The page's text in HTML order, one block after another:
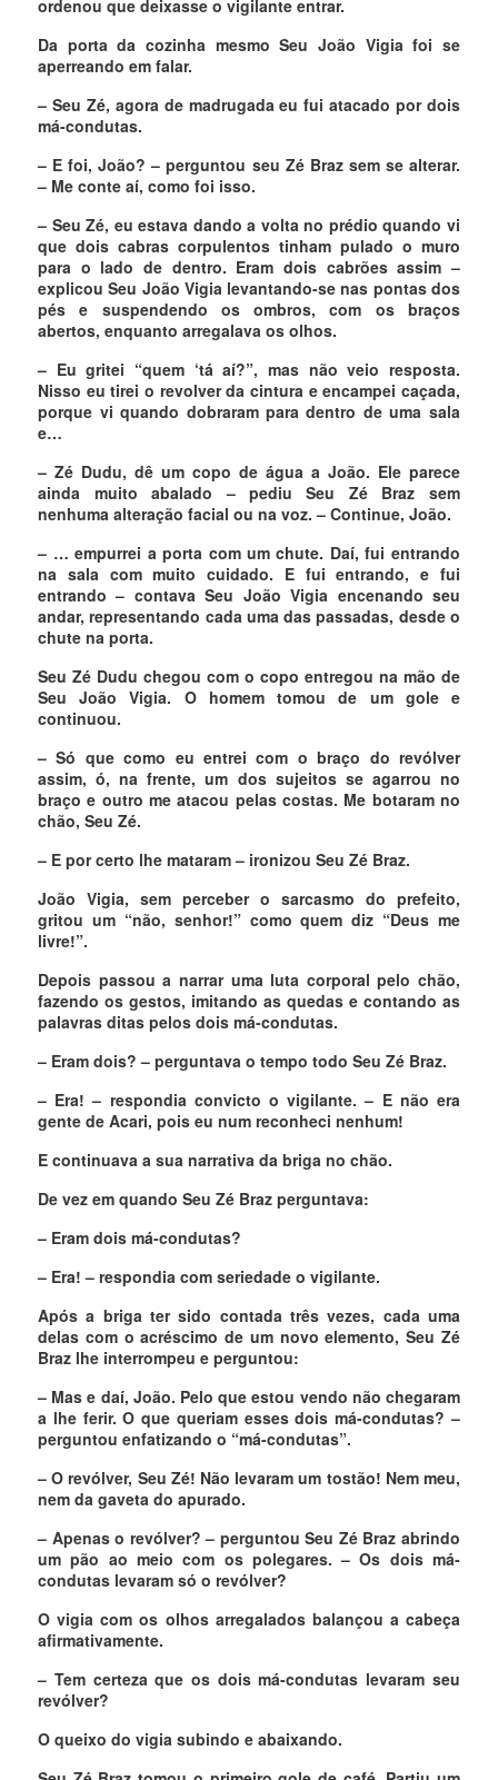
ordenou que deixasse o vigilante entrar.
Da porta da cozinha mesmo Seu João Vigia foi se
aperreando em falar.
– Seu Zé, agora de madrugada eu fui atacado por dois
má-condutas.
– E foi, João? – perguntou seu Zé Braz sem se alterar.
– Me conte aí, como foi isso.
– Seu Zé, eu estava dando a volta no prédio quando vi
que dois cabras corpulentos tinham pulado o muro
para o lado de dentro. Eram dois cabrões assim –
explicou Seu João Vigia levantando-se nas pontas dos
pés e suspendendo os ombros, com os braços
abertos, enquanto arregalava os olhos.
– Eu gritei “quem ‘tá aí?”, mas não veio resposta.
Nisso eu tirei o revolver da cintura e encampei caçada,
porque vi quando dobraram para dentro de uma sala
e…
– Zé Dudu, dê um copo de água a João. Ele parece
ainda muito abalado – pediu Seu Zé Braz sem
nenhuma alteração facial ou na voz. – Continue, João.
– … empurrei a porta com um chute. Daí, fui entrando
na sala com muito cuidado. E fui entrando, e fui
entrando – contava Seu João Vigia encenando seu
andar, representando cada uma das passadas, desde o
chute na porta.
Seu Zé Dudu chegou com o copo entregou na mão de
Seu João Vigia. O homem tomou de um gole e
continuou.
– Só que como eu entrei com o braço do revólver
assim, ó, na frente, um dos sujeitos se agarrou no
braço e outro me atacou pelas costas. Me botaram no
chão, Seu Zé.
– E por certo lhe mataram – ironizou Seu Zé Braz.
João Vigia, sem perceber o sarcasmo do prefeito,
gritou um “não, senhor!” como quem diz “Deus me
livre!”.
Depois passou a narrar uma luta corporal pelo chão,
fazendo os gestos, imitando as quedas e contando as
palavras ditas pelos dois má-condutas.
– Eram dois? – perguntava o tempo todo Seu Zé Braz.
– Era! – respondia convicto o vigilante. – E não era
gente de Acari, pois eu num reconheci nenhum!
E continuava a sua narrativa da briga no chão.
De vez em quando Seu Zé Braz perguntava:
– Eram dois má-condutas?
– Era! – respondia com seriedade o vigilante.
Após a briga ter sido contada três vezes, cada uma
delas com o acréscimo de um novo elemento, Seu Zé
Braz lhe interrompeu e perguntou:
– Mas e daí, João. Pelo que estou vendo não chegaram
a lhe ferir. O que queriam esses dois má-condutas? –
perguntou enfatizando o “má-condutas”.
– O revólver, Seu Zé! Não levaram um tostão! Nem meu,
nem da gaveta do apurado.
– Apenas o revólver? – perguntou Seu Zé Braz abrindo
um pão ao meio com os polegares. – Os dois má-
condutas levaram só o revólver?
O vigia com os olhos arregalados balançou a cabeça
afirmativamente.
– Tem certeza que os dois má-condutas levaram seu
revólver?
O queixo do vigia subindo e abaixando.